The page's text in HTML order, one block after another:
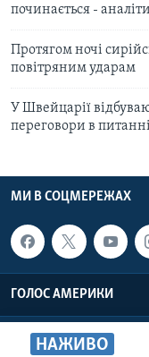
НАЖИВО
починається -
Протягом ночі
повітряним ударам
У Швейцарії
переговори в
МИ В СОЦМЕРЕЖАХ
ГОЛОС АМЕРИКИ
Голос